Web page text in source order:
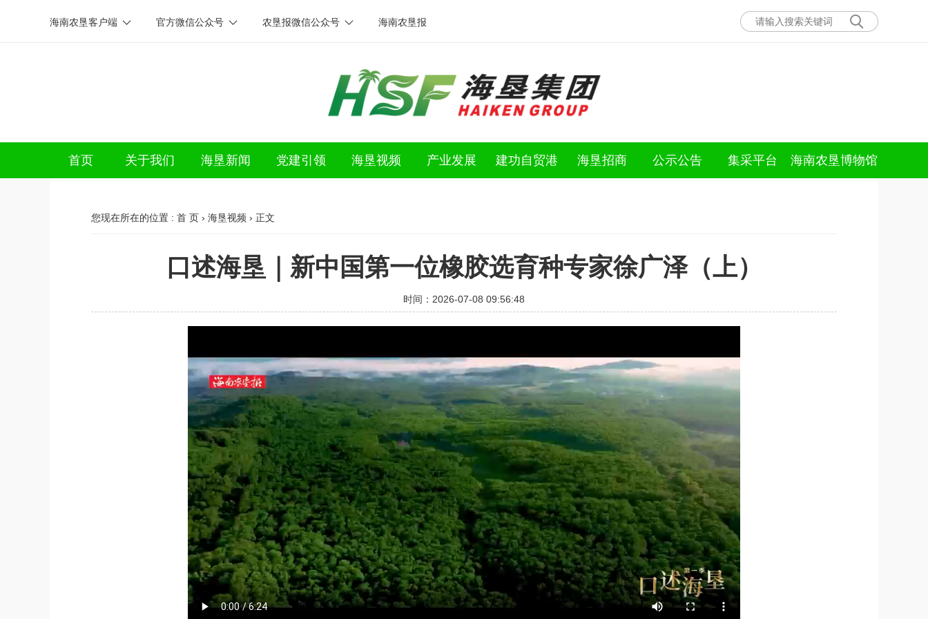
海南农垦客户端 官方微信公众号 农垦报微信公众号 海南农垦报
首页 关于我们 海垦新闻 党建引领 海垦视频 产业发展 建功自贸港 海垦招商 公示公告 集采平台 海南农垦博物馆
您现在所在的位置 : 首 页 › 海垦视频 › 正文
口述海垦｜新中国第一位橡胶选育种专家徐广泽（上）
时间：2026-07-08 09:56:48